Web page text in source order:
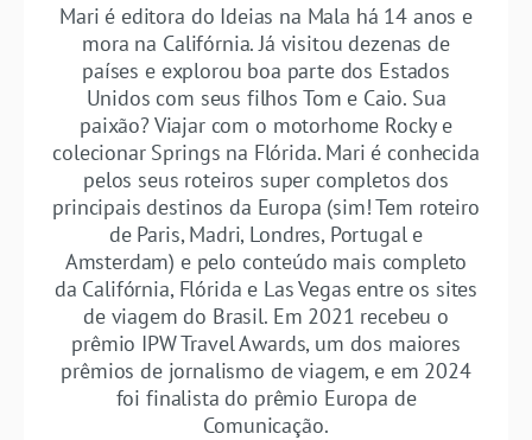
Mari é editora do Ideias na Mala há 14 anos e
mora na Califórnia. Já visitou dezenas de
países e explorou boa parte dos Estados
Unidos com seus filhos Tom e Caio. Sua
paixão? Viajar com o motorhome Rocky e
colecionar Springs na Flórida. Mari é conhecida
pelos seus roteiros super completos dos
principais destinos da Europa (sim! Tem roteiro
de Paris, Madri, Londres, Portugal e
Amsterdam) e pelo conteúdo mais completo
da Califórnia, Flórida e Las Vegas entre os sites
de viagem do Brasil. Em 2021 recebeu o
prêmio IPW Travel Awards, um dos maiores
prêmios de jornalismo de viagem, e em 2024
foi finalista do prêmio Europa de
Comunicação.